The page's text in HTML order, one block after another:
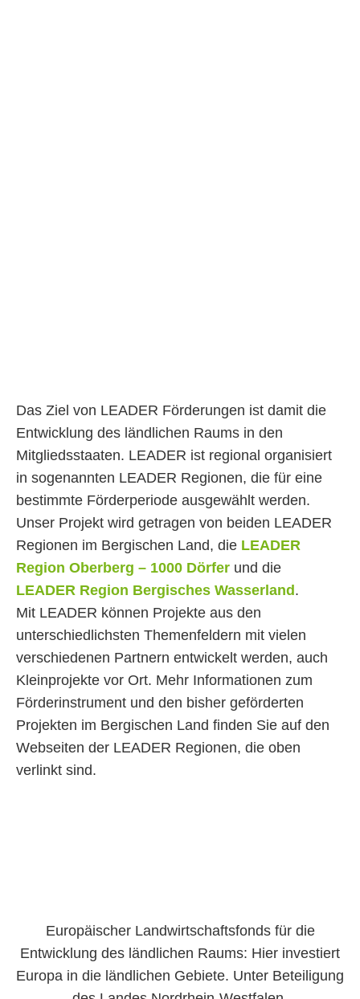
Das Ziel von LEADER Förderungen ist damit die
Entwicklung des ländlichen Raums in den
Mitgliedsstaaten. LEADER ist regional organisiert
in sogenannten LEADER Regionen, die für eine
bestimmte Förderperiode ausgewählt werden.
Unser Projekt wird getragen von beiden LEADER
Regionen im Bergischen Land, die LEADER
Region Oberberg – 1000 Dörfer und die
LEADER Region Bergisches Wasserland .
Mit LEADER können Projekte aus den
unterschiedlichsten Themenfeldern mit vielen
verschiedenen Partnern entwickelt werden, auch
Kleinprojekte vor Ort. Mehr Informationen zum
Förderinstrument und den bisher geförderten
Projekten im Bergischen Land finden Sie auf den
Webseiten der LEADER Regionen, die oben
verlinkt sind.
Europäischer Landwirtschaftsfonds für die
Entwicklung des ländlichen Raums: Hier investiert
Europa in die ländlichen Gebiete. Unter Beteiligung